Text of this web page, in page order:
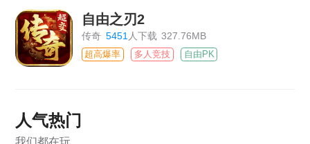
自由之刃2
传奇 5451 人下载 327.76MB
超高爆率 多人竞技 自由PK
人气热门